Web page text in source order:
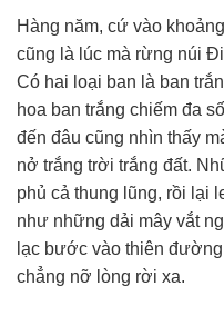
Hàng năm, cứ vào
cũng là lúc mà rừng núi
Có hai loại ban là ban
hoa ban trắng chiếm đa
đến đâu cũng nhìn thấy
nở trắng trời trắng đất.
phủ cả thung lũng, rồi lại
như những dải mây vắt
lạc bước vào thiên
chẳng nỡ lòng rời xa.